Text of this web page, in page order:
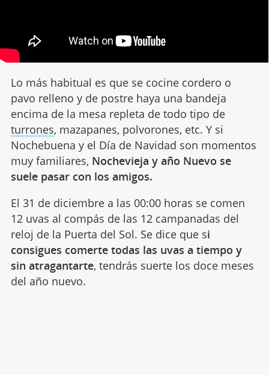
Lo más habitual es que se cocine cordero o
pavo relleno y de postre haya una bandeja
encima de la mesa repleta de todo tipo de
turrones, mazapanes, polvorones, etc. Y si
Nochebuena y el Día de Navidad son momentos
muy familiares, Nochevieja y año Nuevo se
suele pasar con los amigos.
El 31 de diciembre a las 00:00 horas se comen
12 uvas al compás de las 12 campanadas del
reloj de la Puerta del Sol. Se dice que si
consigues comerte todas las uvas a tiempo y
sin atragantarte, tendrás suerte los doce meses
del año nuevo.